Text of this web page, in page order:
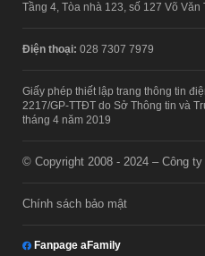
Tầng 4, Tòa nhà 123, số 127 Võ
Điện thoại: 028 7307 7979
Giấy phép thiết lập trang thông tin
2217/GP-TTĐT do Sở Thông tin và
tháng 4 năm 2019
© Copyright 2008 - 2024 – Công ty
Chính sách bảo mật
Fanpage aFamily